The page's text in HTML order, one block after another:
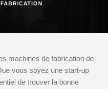
machines de fabrication de
vous soyez une start-up
de trouver la bonne